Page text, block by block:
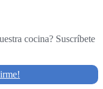
cocina? Suscríbete